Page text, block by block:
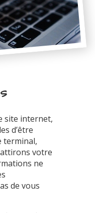
site internet,
d’être
terminal,
votre
ne
de vous